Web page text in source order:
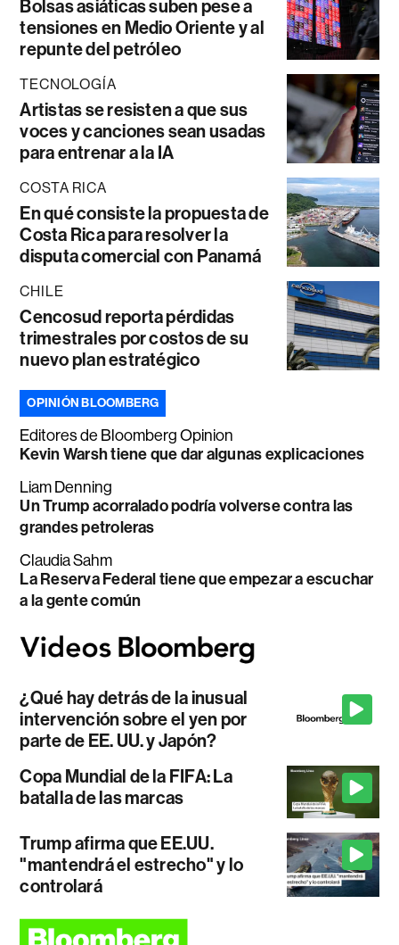
Bolsas asiáticas suben pese a
tensiones en Medio Oriente y al
repunte del petróleo
TECNOLOGÍA
Artistas se resisten a que sus
voces y canciones sean usadas
para entrenar a la IA
COSTA RICA
En qué consiste la propuesta de
Costa Rica para resolver la
disputa comercial con Panamá
CHILE
Cencosud reporta pérdidas
trimestrales por costos de su
nuevo plan estratégico
OPINIÓN BLOOMBERG
Editores de Bloomberg Opinion
Kevin Warsh tiene que dar algunas explicaciones
Liam Denning
Un Trump acorralado podría volverse contra las
grandes petroleras
Claudia Sahm
La Reserva Federal tiene que empezar a escuchar
a la gente común
¿Qué hay detrás de la inusual
intervención sobre el yen por
parte de EE. UU. y Japón?
Copa Mundial de la FIFA: La
batalla de las marcas
Trump afirma que EE.UU.
"mantendrá el estrecho" y lo
controlará